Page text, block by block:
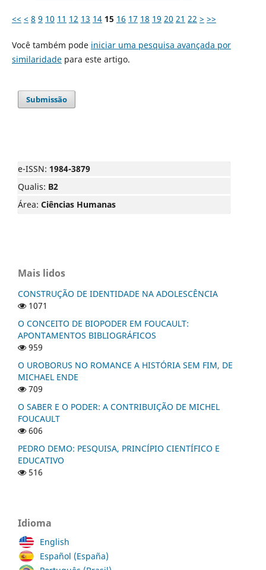
<< < 8 9 10 11 12 13 14 15 16 17 18 19 20 21 22 > >>
Você também pode iniciar uma pesquisa avançada por
similaridadepara este artigo.
Submissão
e-ISSN: 1984-3879
Qualis: B2
Área: Ciências Humanas
Mais lidos
CONSTRUÇÃO DE IDENTIDADE NA ADOLESCÊNCIA
1071
O CONCEITO DE BIOPODER EM FOUCAULT:
APONTAMENTOS BIBLIOGRÁFICOS
959
O UROBORUS NO ROMANCE A HISTÓRIA SEM FIM, DE
MICHAEL ENDE
709
O SABER E O PODER: A CONTRIBUIÇÃO DE MICHEL
FOUCAULT
606
PEDRO DEMO: PESQUISA, PRINCÍPIO CIENTÍFICO E
EDUCATIVO
516
Idioma
English
Español (España)